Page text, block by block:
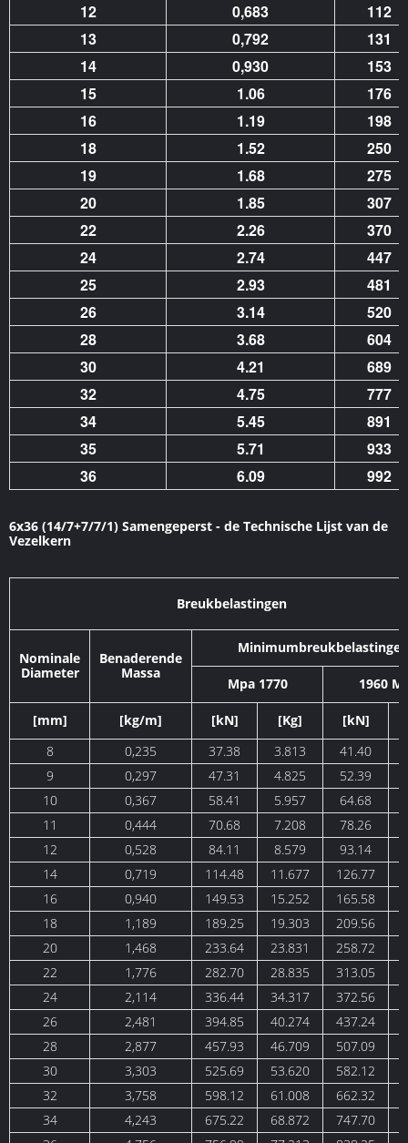
12
0,683
112
13
0,792
131
14
0,930
153
15
1.06
176
16
1.19
198
18
1.52
250
19
1.68
275
20
1.85
307
22
2.26
370
24
2.74
447
25
2.93
481
26
3.14
520
28
3.68
604
30
4.21
689
32
4.75
777
34
5.45
891
35
5.71
933
36
6.09 992
6x36 (14/7+7/7/1) Samengeperst - de Technische Lijst van de
Vezelkern
Breukbelastingen
Nominale
Diameter
Benaderende
Massa
Minimumbreukbelastingen
Mpa 1770 1960
[mm] [kg/m] [kN] [Kg]
[kN]
8
0,235 37.38 3.813 41.40
9
0,297 47.31 4.825 52.39
10
0,367 58.41 5.957 64.68
11
0,444 70.68 7.208 78.26
12
0,528 84.11 8.579 93.14
14
0,719 114.48 11.677 126.77
16
0,940 149.53 15.252 165.58
18
1,189 189.25 19.303 209.56
20
1,468 233.64 23.831 258.72
22
1,776 282.70 28.835 313.05
24
2,114 336.44 34.317 372.56
26
2,481 394.85 40.274 437.24
28
2,877 457.93 46.709 507.09
30
3,303 525.69 53.620 582.12
32
3,758 598.12 61.008 662.32
34
4,243 675.22 68.872 747.70